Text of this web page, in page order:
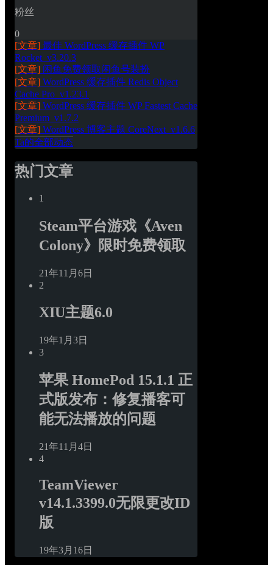
粉丝
0
[文章] 最佳 WordPress 缓存插件 WP
Rocket_v3.20.3
[文章] 闲鱼免费领取闲鱼号装扮
[文章] WordPress 缓存插件 Redis Object
Cache Pro_v1.23.1
[文章] WordPress 缓存插件 WP Fastest Cache
Premium_v1.7.2
[文章] WordPress 博客主题 CoreNext_v1.6.6
Ta的全部动态
热门文章
1
Steam平台游戏《Aven
Colony》限时免费领取
21年11月6日
2
XIU主题6.0
19年1月3日
3
苹果 HomePod 15.1.1 正
式版发布：修复播客可
能无法播放的问题
21年11月4日
4
TeamViewer
v14.1.3399.0无限更改ID
版
19年3月16日